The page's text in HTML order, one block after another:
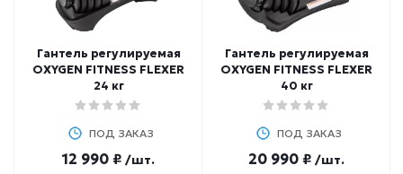
Гантель регулируемая
OXYGEN FITNESS FLEXER
24 кг
ПОД ЗАКАЗ
12 990 ₽ /шт.
Гантель регулируемая
OXYGEN FITNESS FLEXER
40 кг
ПОД ЗАКАЗ
20 990 ₽ /шт.